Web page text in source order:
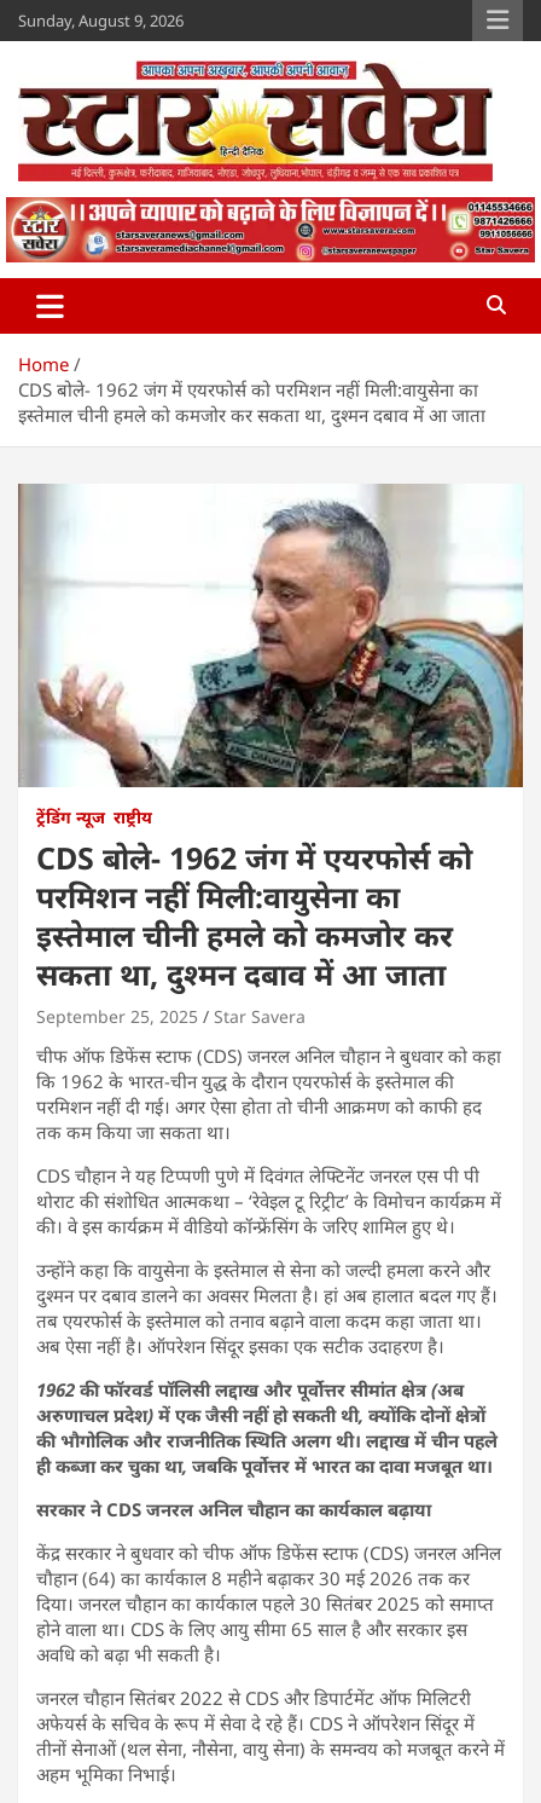
Skip
to
Sunday, August 9, 2026
Star Savera
www.starsavera.com
Home
CDS बोले- 1962 जंग में एयरफोर्स को परमिशन नहीं मिली:वायुसेना का
इस्तेमाल चीनी हमले को कमजोर कर सकता था, दुश्मन दबाव में आ जाता
ट्रेंडिंग न्यूज राष्ट्रीय
CDS बोले- 1962 जंग में एयरफोर्स को
परमिशन नहीं मिली:वायुसेना का
इस्तेमाल चीनी हमले को कमजोर कर
सकता था, दुश्मन दबाव में आ जाता
September 25, 2025 Star Savera
चीफ ऑफ डिफेंस स्टाफ (CDS) जनरल अनिल चौहान ने बुधवार को कहा
कि 1962 के भारत-चीन युद्ध के दौरान एयरफोर्स के इस्तेमाल की
परमिशन नहीं दी गई। अगर ऐसा होता तो चीनी आक्रमण को काफी हद
तक कम किया जा सकता था।
CDS चौहान ने यह टिप्पणी पुणे में दिवंगत लेफ्टिनेंट जनरल एस पी पी
थोराट की संशोधित आत्मकथा – ‘रेवेइल टू रिट्रीट’ के विमोचन कार्यक्रम में
की। वे इस कार्यक्रम में वीडियो कॉन्फ्रेंसिंग के जरिए शामिल हुए थे।
उन्होंने कहा कि वायुसेना के इस्तेमाल से सेना को जल्दी हमला करने और
दुश्मन पर दबाव डालने का अवसर मिलता है। हां अब हालात बदल गए हैं।
तब एयरफोर्स के इस्तेमाल को तनाव बढ़ाने वाला कदम कहा जाता था।
अब ऐसा नहीं है। ऑपरेशन सिंदूर इसका एक सटीक उदाहरण है।
1962 की फॉरवर्ड पॉलिसी लद्दाख और पूर्वोत्तर सीमांत क्षेत्र (अब
अरुणाचल प्रदेश) में एक जैसी नहीं हो सकती थी, क्योंकि दोनों क्षेत्रों
की भौगोलिक और राजनीतिक स्थिति अलग थी। लद्दाख में चीन पहले
ही कब्जा कर चुका था, जबकि पूर्वोत्तर में भारत का दावा मजबूत था।
सरकार ने CDS जनरल अनिल चौहान का कार्यकाल बढ़ाया
केंद्र सरकार ने बुधवार को चीफ ऑफ डिफेंस स्टाफ (CDS) जनरल अनिल
चौहान (64) का कार्यकाल 8 महीने बढ़ाकर 30 मई 2026 तक कर
दिया। जनरल चौहान का कार्यकाल पहले 30 सितंबर 2025 को समाप्त
होने वाला था। CDS के लिए आयु सीमा 65 साल है और सरकार इस
अवधि को बढ़ा भी सकती है।
जनरल चौहान सितंबर 2022 से CDS और डिपार्टमेंट ऑफ मिलिटरी
अफेयर्स के सचिव के रूप में सेवा दे रहे हैं। CDS ने ऑपरेशन सिंदूर में
तीनों सेनाओं (थल सेना, नौसेना, वायु सेना) के समन्वय को मजबूत करने में
अहम भूमिका निभाई।